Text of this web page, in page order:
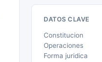
DATOS CLAVE
Constitucion
Operaciones
Forma juridica